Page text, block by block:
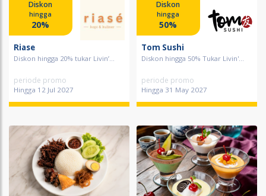
Diskon
hingga
20%
Riase
Diskon hingga 20% tukar Livin’...
periode promo
Hingga 12 Jul 2027
Diskon
hingga
50%
Tom Sushi
Diskon hingga 50% Tukar Livin'...
periode promo
Hingga 31 May 2027